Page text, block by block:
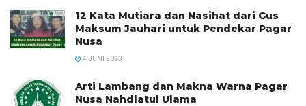
12 Kata Mutiara dan Nasihat dari Gus
Maksum Jauhari untuk Pendekar Pagar
Nusa
4 JUNI 2023
Arti Lambang dan Makna Warna Pagar
Nusa Nahdlatul Ulama